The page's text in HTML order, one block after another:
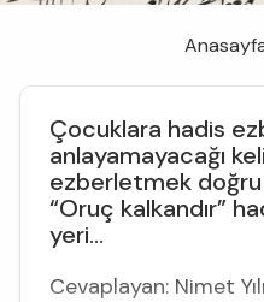
Çocuklara hadis
anlayamayacağı
ezberletmek
“Oruç kalkandır”
yeri...
Cevaplayan: Nimet